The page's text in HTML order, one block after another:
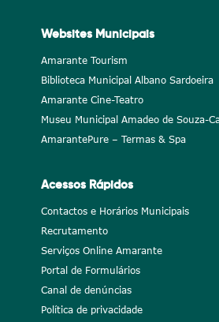
Websites Municipais
Amarante Tourism
Biblioteca Municipal Albano Sardoeira
Amarante Cine-Teatro
Museu Municipal Amadeo de Souza-
AmarantePure – Termas & Spa
Acessos Rápidos
Contactos e Horários Municipais
Recrutamento
Serviços Online Amarante
Portal de Formulários
Canal de denúncias
Política de privacidade